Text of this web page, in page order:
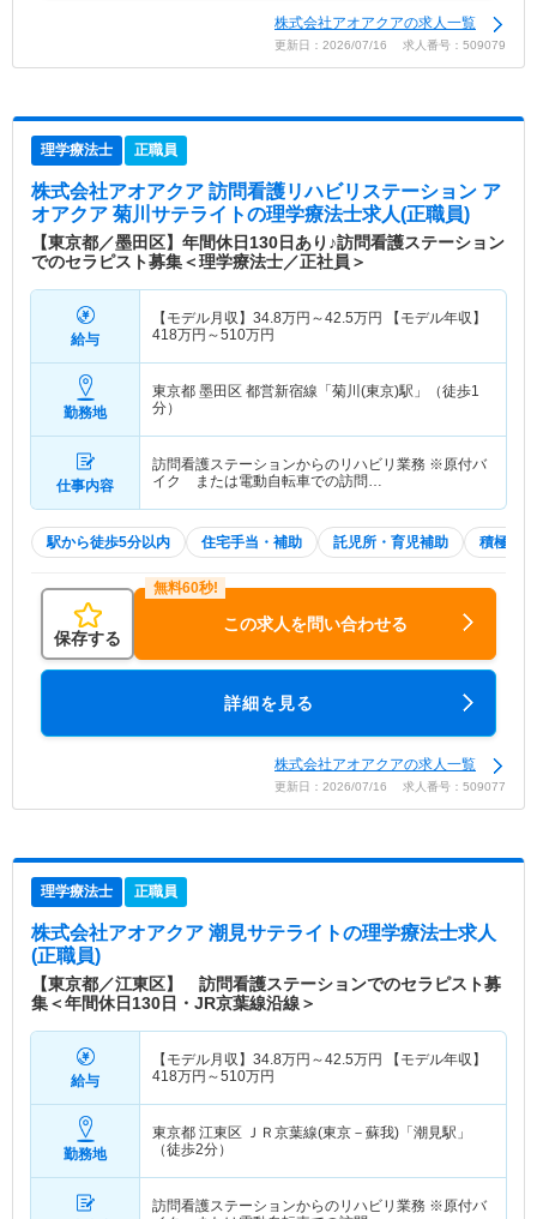
株式会社アオアクアの求人一覧
更新日：2026/07/16 求人番号：509079
理学療法士 正職員
株式会社アオアクア 訪問看護リハビリステーション ア
オアクア 菊川サテライトの理学療法士求人(正職員)
【東京都／墨田区】年間休日130日あり♪訪問看護ステーション
でのセラピスト募集＜理学療法士／正社員＞
給与
【モデル月収】 34.8万円～42.5万円
【モデル年収】
418万円～510万円
勤務地
東京都 墨田区 都営新宿線「菊川(東京)駅」（徒歩1
分）
仕事内容
訪問看護ステーションからのリハビリ業務 ※原付バ
イク または電動自転車での訪問…
駅から徒歩5分以内 住宅手当・補助 託児所・育児補助 積極採
保存する
この求人を問い合わせる
詳細を見る
株式会社アオアクアの求人一覧
更新日：2026/07/16 求人番号：509077
理学療法士 正職員
株式会社アオアクア 潮見サテライトの理学療法士求人
(正職員)
【東京都／江東区】 訪問看護ステーションでのセラピスト募
集＜年間休日130日・JR京葉線沿線＞
給与
【モデル月収】 34.8万円～42.5万円
【モデル年収】
418万円～510万円
勤務地
東京都 江東区 ＪＲ京葉線(東京－蘇我)「潮見駅」
（徒歩2分）
訪問看護ステーションからのリハビリ業務 ※原付バ